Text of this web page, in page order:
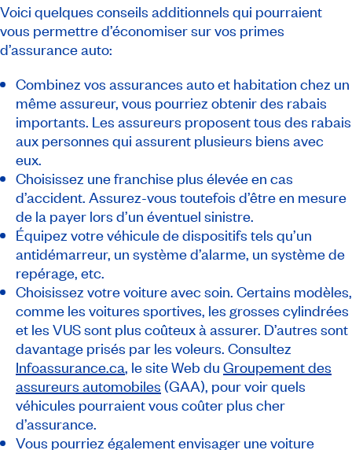
Voici quelques conseils additionnels qui pourraient
vous permettre d’économiser sur vos primes
d’assurance auto:
Combinez vos assurances auto et habitation chez un
même assureur, vous pourriez obtenir des rabais
importants. Les assureurs proposent tous des rabais
aux personnes qui assurent plusieurs biens avec
eux.
Choisissez une franchise plus élevée en cas
d’accident. Assurez-vous toutefois d’être en mesure
de la payer lors d’un éventuel sinistre.
Équipez votre véhicule de dispositifs tels qu’un
antidémarreur, un système d’alarme, un système de
repérage, etc.
Choisissez votre voiture avec soin. Certains modèles,
comme les voitures sportives, les grosses cylindrées
et les VUS sont plus coûteux à assurer. D’autres sont
davantage prisés par les voleurs. Consultez
Infoassurance.ca, le site Web du Groupement des
assureurs automobiles (GAA), pour voir quels
véhicules pourraient vous coûter plus cher
d’assurance.
Vous pourriez également envisager une voiture